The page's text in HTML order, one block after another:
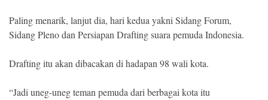
Paling menarik, lanjut dia, hari kedua yakni Sidang Forum,
Sidang Pleno dan Persiapan Drafting suara pemuda Indonesia.
Drafting itu akan dibacakan di hadapan 98 wali kota.
“Jadi uneg-uneg teman pemuda dari berbagai kota itu